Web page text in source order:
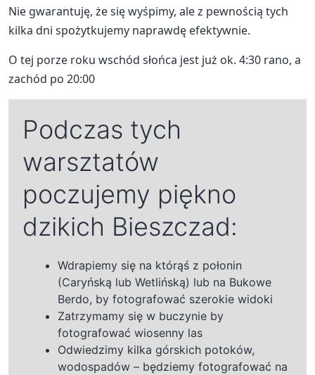
Nie gwarantuję, że się wyśpimy, ale z pewnością tych
kilka dni spożytkujemy naprawdę efektywnie.
O tej porze roku wschód słońca jest już ok. 4:30 rano, a
zachód po 20:00
Podczas tych
warsztatów
poczujemy piękno
dzikich Bieszczad:
Wdrapiemy się na którąś z połonin
(Caryńską lub Wetlińską) lub na Bukowe
Berdo, by fotografować szerokie widoki
Zatrzymamy się w buczynie by
fotografować wiosenny las
Odwiedzimy kilka górskich potoków,
wodospadów – będziemy fotografować na